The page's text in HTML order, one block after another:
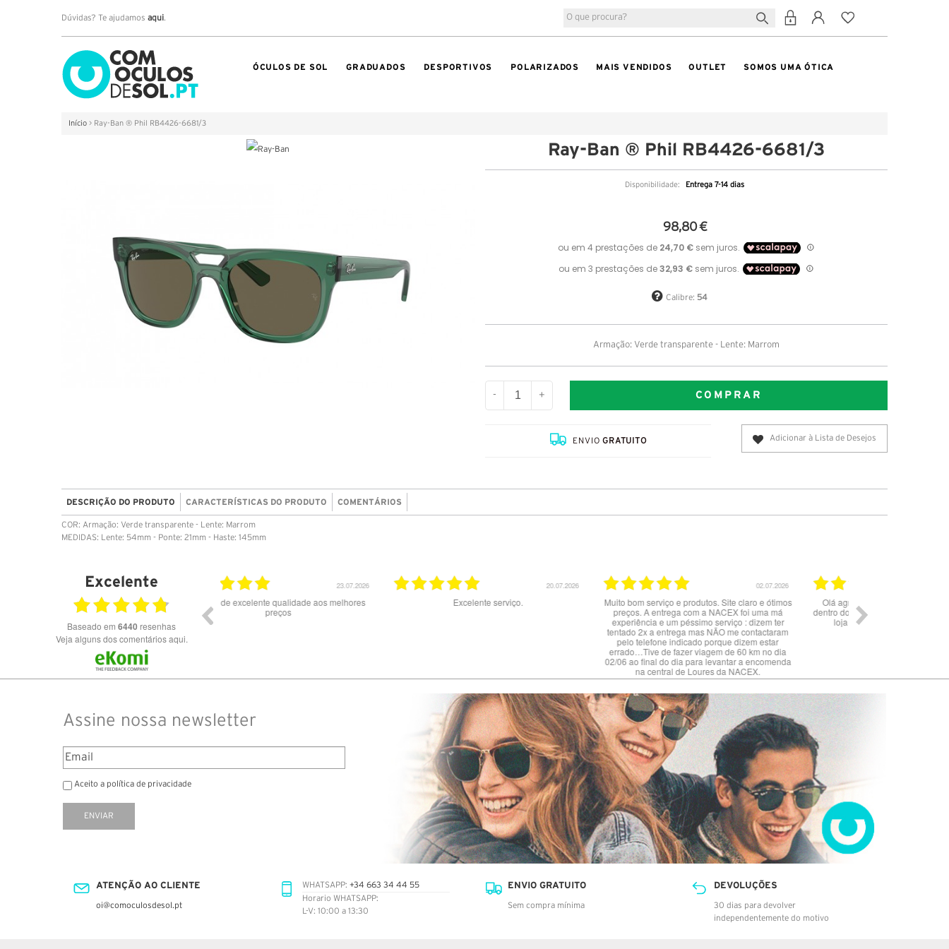
Dúvidas? Te ajudamos aqui.
ÓCULOS DE SOL GRADUADOS DESPORTIVOS POLARIZADOS MAIS VENDIDOS OUTLET SOMOS UMA ÓTICA
Início > Ray-Ban ® Phil RB4426-6681/3
Ray-Ban ® Phil RB4426-6681/3
Disponibilidade: Entrega 7-14 dias
98,80 €
Calibre: 54
Armação: Verde transparente - Lente: Marrom
- + COMPRAR
ENVIOGRATUITO Adicionar à Lista de Desejos
DESCRIÇÃO DO PRODUTO CARACTERÍSTICAS DO PRODUTO COMENTÁRIOS
COR: Armação: Verde transparente - Lente: Marrom
MEDIDAS: Lente: 54mm - Ponte: 21mm - Haste: 145mm
Excelente
Baseado em 6440 resenhas
Veja alguns dos comentários aqui.
Óculos de excelente qualidade aos melhores
preços
20.07.2026
Excelente serviço.
02.07.2026
Muito bom serviço e produtos. Site claro e ótimos
preços. A entrega com a NACEX foi uma má
experiência e um péssimo serviço : dizem ter
tentado 2x a entrega mas NÃO me contactaram
errado…Tive de fazer viagem de 60 km no dia
02/06 ao final do dia para levantar a encomenda
02.07.2026
Olá agradeço o serviço prestado tudo correu
dentro do previsto eu recomendo a compra nesta
loja produtos de qualidade e originais.
Assine nossa newsletter
Aceito a política de privacidade
ENVIAR
ATENÇÃO AO CLIENTE
oi@comoculosdesol.pt
WHATSAPP: +34 663 34 44 55
Horario WHATSAPP:
L-V: 10:00 a 13:30
ENVIO GRATUITO
Sem compra mínima
DEVOLUÇÕES
30 dias para devolver
independentemente do motivo